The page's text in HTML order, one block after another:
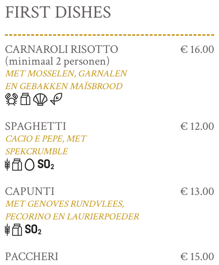
FIRST DISHES
CARNAROLI RISOTTO
(minimaal 2 personen)
MET MOSSELEN, GARNALEN
EN GEBAKKEN MAÏSBROOD
€ 16.00
SPAGHETTI
CACIO E PEPE, MET
SPEKCRUMBLE
€ 12.00
CAPUNTI
MET GENOVES RUNDVLEES,
PECORINO EN LAURIERPOEDER
€ 13.00
PACCHERI € 15.00